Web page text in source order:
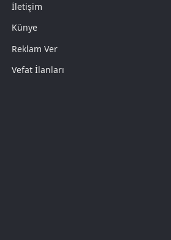
İletişim
Künye
Reklam Ver
Vefat İlanları